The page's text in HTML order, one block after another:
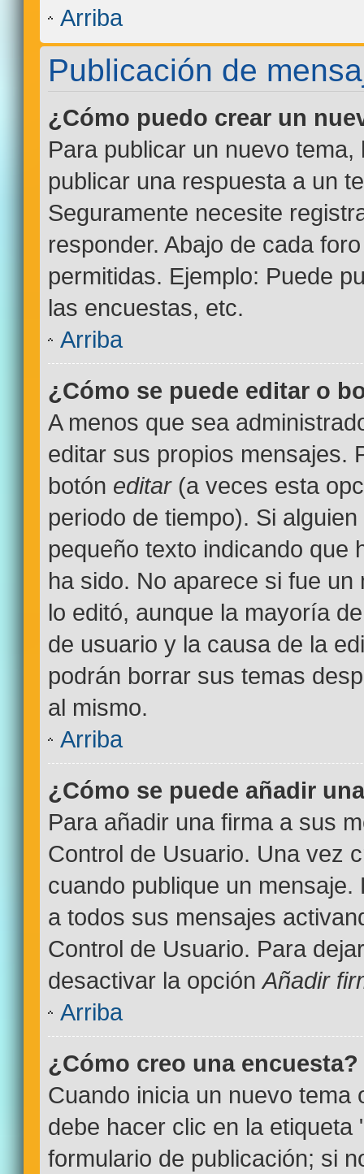
Arriba
Publicación de
¿Cómo puedo crear un
Para publicar un nuevo
publicar una respuesta a un
Seguramente necesite
responder. Abajo de cada
permitidas. Ejemplo: Puede
las encuestas, etc.
Arriba
¿Cómo se puede editar o
A menos que sea
editar sus propios mensajes.
botón editar(a veces esta
periodo de tiempo). Si
pequeño texto indicando que
ha sido. No aparece si fue
lo editó, aunque la mayoría
de usuario y la causa de la
podrán borrar sus temas
al mismo.
Arriba
¿Cómo se puede añadir
Para añadir una firma a sus
Control de Usuario. Una vez
cuando publique un
a todos sus mensajes
Control de Usuario. Para
desactivar la opciónAñadir
Arriba
¿Cómo creo una encuesta?
Cuando inicia un nuevo tema
debe hacer clic en la
formulario de publicación; si